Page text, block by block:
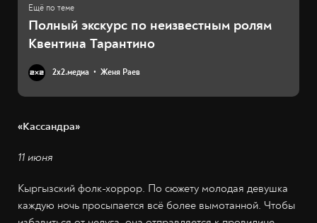
Полный экскурс по неизвестным ролям
Квентина Тарантино
2х2.медиа Женя Раев
«Кассандра»
11 июня
Кыргызский фолк-хоррор. По сюжету молодая девушка
каждую ночь просыпается всё более вымотанной. Чтобы